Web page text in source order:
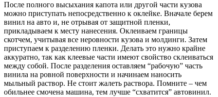
После полного высыхания капота или другой части кузова
можно приступать непосредственно к оклейке. Вначале берем
винил на авто и, не отрывая от защитной пленки,
прикладываем к месту нанесения. Оклеиваем границы
скотчем, учитывая все неровности кузова и молдинги. Затем
приступаем к разделению пленки. Делать это нужно крайне
аккуратно, так как клеевые части имеют свойство склеиваться
между собой. После разделения оставляем “рабочую” часть
винила на ровной поверхности и начинаем наносить
мыльный раствор. Не стоит жалеть раствора. Помните – чем
обильнее смочена машина, тем лучше “схватится” автовинил.